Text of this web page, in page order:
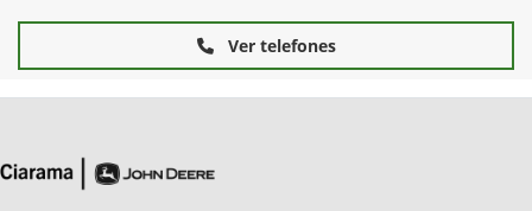
Ver telefones